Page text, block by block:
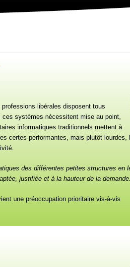
libérales disposent tous
ces systèmes nécessitent mise au point,
informatiques traditionnels mettent à
certes performantes, mais plutôt lourdes,
des différentes petites structures en
justifiée et à la hauteur de la demande.
une préoccupation prioritaire vis-à-vis